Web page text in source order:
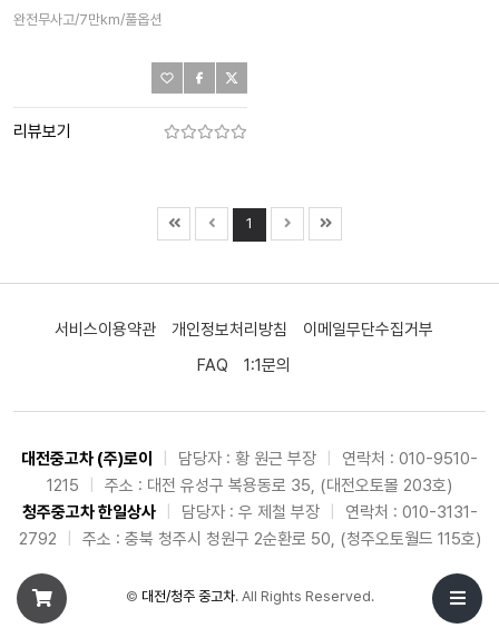
완전무사고/7만km/풀옵션
리뷰보기
1
서비스이용약관 개인정보처리방침
이메일무단수집거부
FAQ
1:1문의
대전중고차 (주)로이 담당자 : 황 원근 부장
연락처 : 010-9510-
1215
주소 : 대전 유성구 복용동로 35, (대전오토몰 203호)
청주중고차 한일상사
담당자 : 우 제철 부장
연락처 : 010-3131-
2792
주소 : 충북 청주시 청원구 2순환로 50, (청주오토월드 115호)
© 대전/청주 중고차. All Rights Reserved.